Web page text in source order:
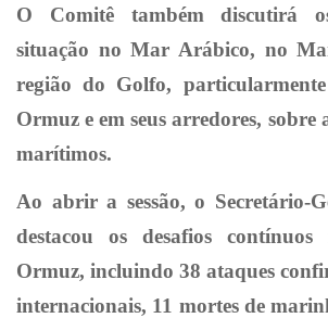
O Comitê também discutirá
situação no Mar Arábico, no
região do Golfo,
Ormuz e em seus arredores, sobre
marítimos.
Ao abrir a sessão, o Secretário-
destacou os desafios
Ormuz, incluindo 38 ataques
internacionais, 11 mortes de